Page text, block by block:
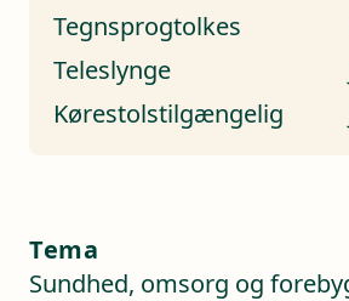
Tegnsprogtolkes
Teleslynge
Kørestolstilgængelig
Tema
Sundhed, omsorg og